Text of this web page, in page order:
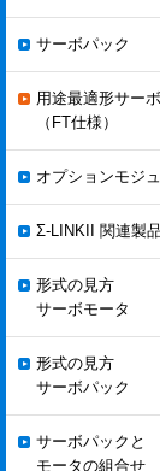
サーボパック
用途最適形サー
（FT仕様）
オプションモジ
Σ-LINKII 関連製品
形式の見方
サーボモータ
形式の見方
サーボパック
サーボパックと
モータの組合せ